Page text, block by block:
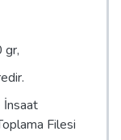
gr,
İnsaat
Filesi